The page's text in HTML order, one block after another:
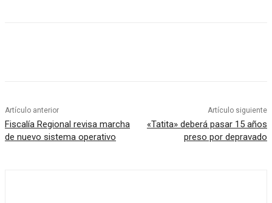
Artículo anterior
Fiscalía Regional revisa marcha
de nuevo sistema operativo
Artículo siguiente
«Tatita» deberá pasar 15 años
preso por depravado